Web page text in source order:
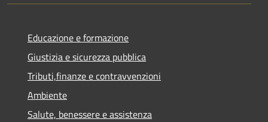
Educazione e formazione
Giustizia e sicurezza pubblica
Tributi,finanze e contravvenzioni
Ambiente
Salute, benessere e assistenza